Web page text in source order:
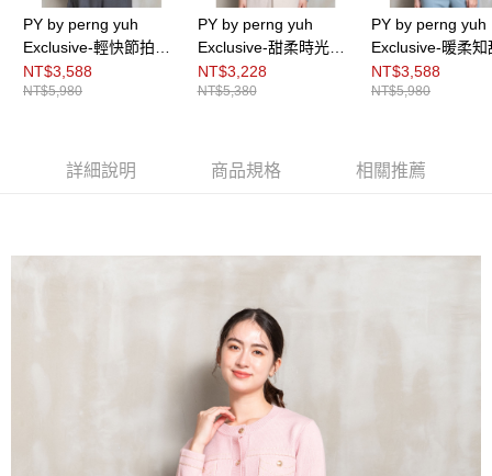
PY by perng yuh
Exclusive-輕快節拍條
紋針織開襟衫
NT$3,588
NT$5,980
PY by perng yuh
Exclusive-甜柔時光仿
皮草絨毛針織開襟衫
NT$3,228
NT$5,380
PY by perng yuh
Exclusive-暖柔知
動領羊毛針織開
NT$3,588
NT$5,980
詳細說明 商品規格 相關推薦